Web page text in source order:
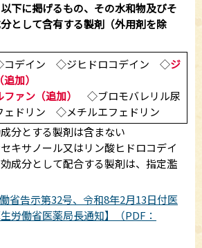
下に掲げるもの、その水和物及びそ
として含有する製剤（外用剤を除
デイン ◇ジヒドロコデイン ◇ジ
加）
ァン（追加）
◇ブロモバレリル尿
ドリン ◇メチルエフェドリン
分とする製剤は含まない
キサノール又はリン酸ヒドロコデイ
成分として配合する製剤は、指定濫
省告示第32号、令和8年2月13日付医
労働省医薬局長通知】（PDF：